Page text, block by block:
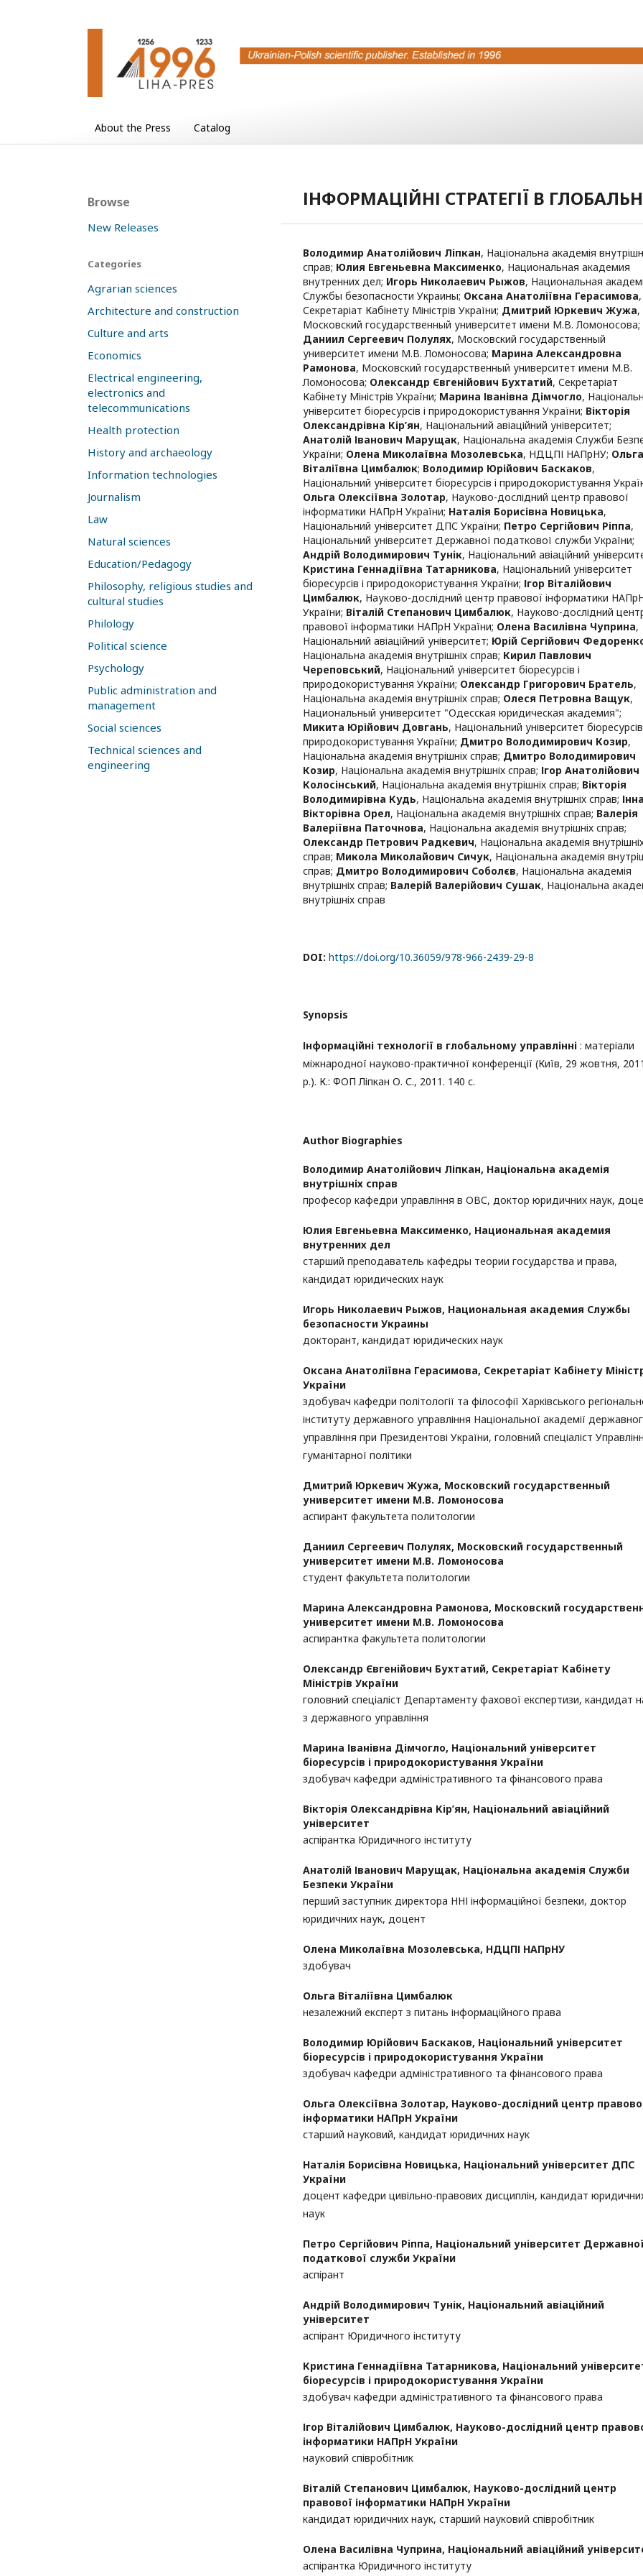
About the Press Catalog
ІНФОРМАЦІЙНІ СТРАТЕГІЇ В
Володимир Анатолійович Ліпкан, Національна академія
справ; Юлия Евгеньевна Максименко, Национальная академия
внутренних дел; Игорь Николаевич Рыжов, Национальная
Службы безопасности Украины; Оксана Анатоліївна Герасимова,
Секретаріат Кабінету Міністрів України; Дмитрий Юркевич Жужа,
Московский государственный университет имени М.В. Ломоносова;
Даниил Сергеевич Полулях, Московский государственный
университет имени М.В. Ломоносова; Марина Александровна
Рамонова, Московский государственный университет имени М.В.
Ломоносова; Олександр Євгенійович Бухтатий, Секретаріат
Кабінету Міністрів України; Марина Іванівна Дімчогло,
університет біоресурсів і природокористування України; Вікторія
Олександрівна Кір’ян, Національний авіаційний університет;
Анатолій Іванович Марущак, Національна академія Служби
України; Олена Миколаївна Мозолевська, НДЦПІ НАПрНУ; Ольга
Віталіївна Цимбалюк; Володимир Юрійович Баскаков,
Національний університет біоресурсів і природокористування
Ольга Олексіївна Золотар, Науково-дослідний центр правової
інформатики НАПрН України; Наталія Борисівна Новицька,
Національний університет ДПС України; Петро Сергійович Ріппа,
Національний університет Державної податкової служби України;
Андрій Володимирович Тунік, Національний авіаційний
Кристина Геннадіївна Татарникова, Національний університет
біоресурсів і природокористування України; Ігор Віталійович
Цимбалюк, Науково-дослідний центр правової інформатики
України; Віталій Степанович Цимбалюк, Науково-дослідний
правової інформатики НАПрН України; Олена Василівна Чуприна,
Національний авіаційний університет; Юрій Сергійович
Національна академія внутрішніх справ; Кирил Павлович
Череповський, Національний університет біоресурсів і
природокористування України; Олександр Григорович Братель,
Національна академія внутрішніх справ; Олеся Петровна Ващук,
Национальный университет "Одесская юридическая академия";
Микита Юрійович Довгань, Національний університет біоресурсів
природокористування України; Дмитро Володимирович Козир,
Національна академія внутрішніх справ; Дмитро Володимирович
Козир, Національна академія внутрішніх справ; Ігор Анатолійович
Колосінський, Національна академія внутрішніх справ; Вікторія
Володимирівна Кудь, Національна академія внутрішніх справ;
Вікторівна Орел, Національна академія внутрішніх справ; Валерія
Валеріївна Паточнова, Національна академія внутрішніх справ;
Олександр Петрович Радкевич, Національна академія
справ; Микола Миколайович Сичук, Національна академія
справ; Дмитро Володимирович Соболєв, Національна академія
внутрішніх справ; Валерій Валерійович Сушак, Національна
внутрішніх справ
DOI: https://doi.org/10.36059/978-966-2439-29-8
Synopsis
Інформаційні технології в глобальному управлінні : матеріали
міжнародної науково-практичної конференції (Київ, 29 жовтня,
р.). К.: ФОП Ліпкан О. С., 2011. 140 с.
Author Biographies
Володимир Анатолійович Ліпкан, Національна академія
внутрішніх справ
професор кафедри управління в ОВС, доктор юридичних наук,
Юлия Евгеньевна Максименко, Национальная академия
внутренних дел
старший преподаватель кафедры теории государства и права,
кандидат юридических наук
Игорь Николаевич Рыжов, Национальная академия Службы
безопасности Украины
докторант, кандидат юридических наук
Оксана Анатоліївна Герасимова, Секретаріат Кабінету
України
здобувач кафедри політології та філософії Харківського
інституту державного управління Національної академії
управління при Президентові України, головний спеціаліст
гуманітарної політики
Дмитрий Юркевич Жужа, Московский государственный
университет имени М.В. Ломоносова
аспирант факультета политологии
Даниил Сергеевич Полулях, Московский государственный
университет имени М.В. Ломоносова
студент факультета политологии
Марина Александровна Рамонова, Московский
университет имени М.В. Ломоносова
аспирантка факультета политологии
Олександр Євгенійович Бухтатий, Секретаріат Кабінету
Міністрів України
головний спеціаліст Департаменту фахової експертизи, кандидат
з державного управління
Марина Іванівна Дімчогло, Національний університет
біоресурсів і природокористування України
здобувач кафедри адміністративного та фінансового права
Вікторія Олександрівна Кір’ян, Національний авіаційний
університет
аспірантка Юридичного інституту
Анатолій Іванович Марущак, Національна академія Служби
Безпеки України
перший заступник директора ННІ інформаційної безпеки, доктор
юридичних наук, доцент
Олена Миколаївна Мозолевська, НДЦПІ НАПрНУ
здобувач
Ольга Віталіївна Цимбалюк
незалежний експерт з питань інформаційного права
Володимир Юрійович Баскаков, Національний університет
біоресурсів і природокористування України
здобувач кафедри адміністративного та фінансового права
Ольга Олексіївна Золотар, Науково-дослідний центр
інформатики НАПрН України
старший науковий, кандидат юридичних наук
Наталія Борисівна Новицька, Національний університет ДПС
України
доцент кафедри цивільно-правових дисциплін, кандидат
наук
Петро Сергійович Ріппа, Національний університет
податкової служби України
аспірант
Андрій Володимирович Тунік, Національний авіаційний
університет
аспірант Юридичного інституту
Кристина Геннадіївна Татарникова, Національний
біоресурсів і природокористування України
здобувач кафедри адміністративного та фінансового права
Ігор Віталійович Цимбалюк, Науково-дослідний центр
інформатики НАПрН України
науковий співробітник
Віталій Степанович Цимбалюк, Науково-дослідний центр
правової інформатики НАПрН України
кандидат юридичних наук, старший науковий співробітник
Олена Василівна Чуприна, Національний авіаційний
аспірантка Юридичного інституту
Browse
New Releases
Categories
Agrarian sciences
Architecture and construction
Culture and arts
Economics
Electrical engineering,
electronics and
telecommunications
Health protection
History and archaeology
Information technologies
Journalism
Law
Natural sciences
Education/Pedagogy
Philosophy, religious studies and
cultural studies
Philology
Political science
Psychology
Public administration and
management
Social sciences
Technical sciences and
engineering